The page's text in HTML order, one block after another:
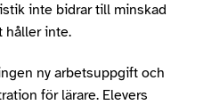
inte bidrar till minskad
håller inte.
ny arbetsuppgift och
för lärare. Elevers